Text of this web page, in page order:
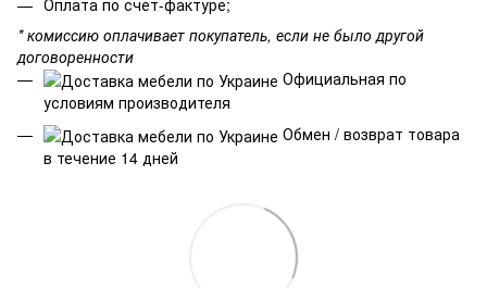
* комиссию оплачивает покупатель, если не было другой
договоренности
Официальная по
условиям производителя
Обмен / возврат товара
в течение 14 дней